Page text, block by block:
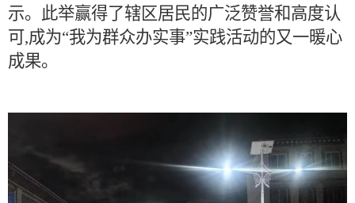
示。此举赢得了辖区居民的广泛赞誉和高度认
可,成为“我为群众办实事”实践活动的又一暖心
成果。